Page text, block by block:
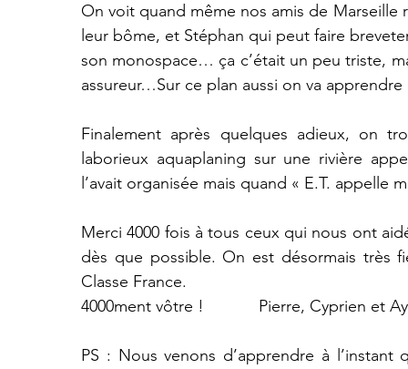
On voit quand même nos amis de Marseille
leur bôme, et Stéphan qui peut faire
son monospace… ça c’était un peu triste,
assureur…Sur ce plan aussi on va
Finalement après quelques adieux, on
laborieux aquaplaning sur une rivière
l’avait organisée mais quand « E.T. appelle
Merci 4000 fois à tous ceux qui nous ont
dès que possible. On est désormais très
Classe France.
4000ment vôtre !            Pierre, Cyprien et
PS : Nous venons d’apprendre à